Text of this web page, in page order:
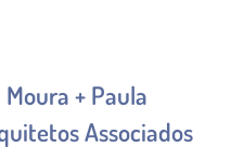
+ Paula
Associados